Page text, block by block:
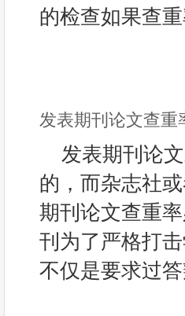
的检查如果查
发表期刊论文查重
发表期刊论
的，而杂志社
期刊论文查重
刊为了严格打
不仅是要求过